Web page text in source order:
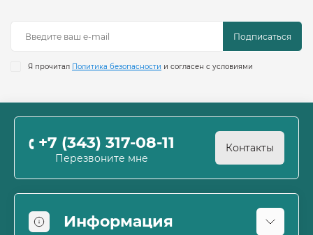
Подписаться
Я прочитал Политика безопасности и согласен с условиями
+7 (343) 317-08-11
Перезвоните мне
Контакты
Информация